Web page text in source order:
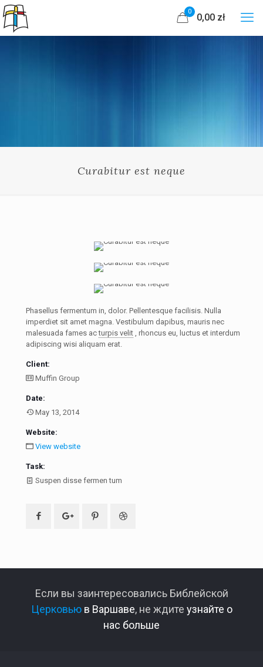
0
0,00 zł
Curabitur est neque
Phasellus fermentum in, dolor. Pellentesque facilisis. Nulla
imperdiet sit amet magna. Vestibulum dapibus, mauris nec
malesuada fames acturpis velit , rhoncus eu, luctus et interdum
adipiscing wisi aliquam erat.
Client:
Muffin Group
Date:
May 13, 2014
Website:
View website
Task:
Suspen disse fermen tum
Если вы заинтересовались Библейской
Церковью в Варшаве, не ждите узнайте о
нас больше